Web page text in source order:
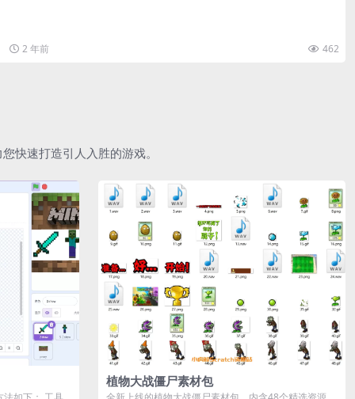
2 年前 462
快速打造引人入胜的游戏。
植物大战僵尸素材包